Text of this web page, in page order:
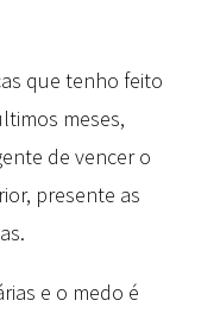
que tenho feito
meses,
de vencer o
presente as
e o medo é